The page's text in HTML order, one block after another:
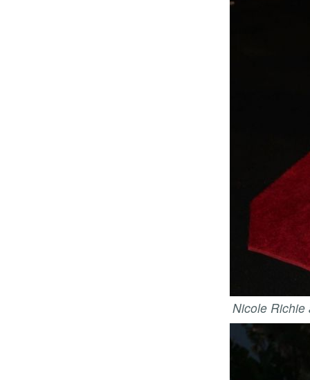
Nicole Richie